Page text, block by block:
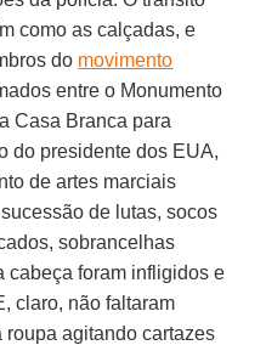
como as calçadas, e
do movimento
entre o Monumento
Casa Branca para
do presidente dos EUA,
de artes marciais
de lutas, socos
sobrancelhas
cabeça foram infligidos e
claro, não faltaram
agitando cartazes